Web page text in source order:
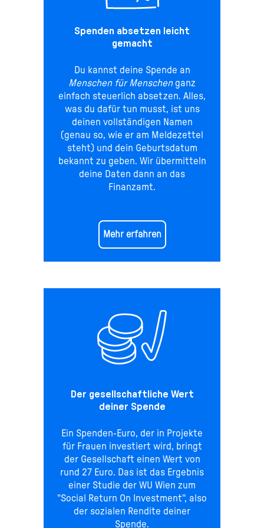
Spenden absetzen leicht
gemacht
Du kannst deine Spende an
Menschen für Menschenganz
einfach steuerlich absetzen. Alles,
was du dafür tun musst, ist uns
deinen vollständigen Namen
(genau so, wie er am Meldezettel
steht) und dein Geburtsdatum
bekannt zu geben. Wir übermitteln
deine Daten dann an das
Finanzamt.
Mehr erfahren
Der gesellschaftliche Wert
deiner Spende
Ein Spenden-Euro, der in Projekte
für Frauen investiert wird, bringt
der Gesellschaft einen Wert von
rund 27 Euro. Das ist das Ergebnis
einer Studie der WU Wien zum
"Social Return On Investment", also
der sozialen Rendite deiner
Spende.